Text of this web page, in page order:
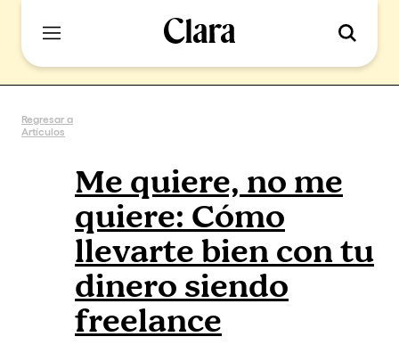
Regresar a
Artículos
Me quiere, no me
quiere: Cómo
llevarte bien con tu
dinero siendo
freelance